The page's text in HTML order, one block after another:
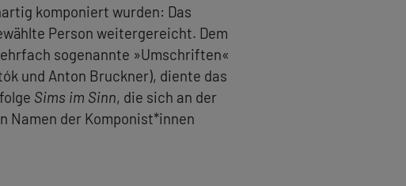
komponiert wurden: Das
Person weitergereicht. Dem
sogenannte »Umschriften«
und Anton Bruckner), diente das
Sims im Sinn, die sich an der
Namen der Komponist*innen